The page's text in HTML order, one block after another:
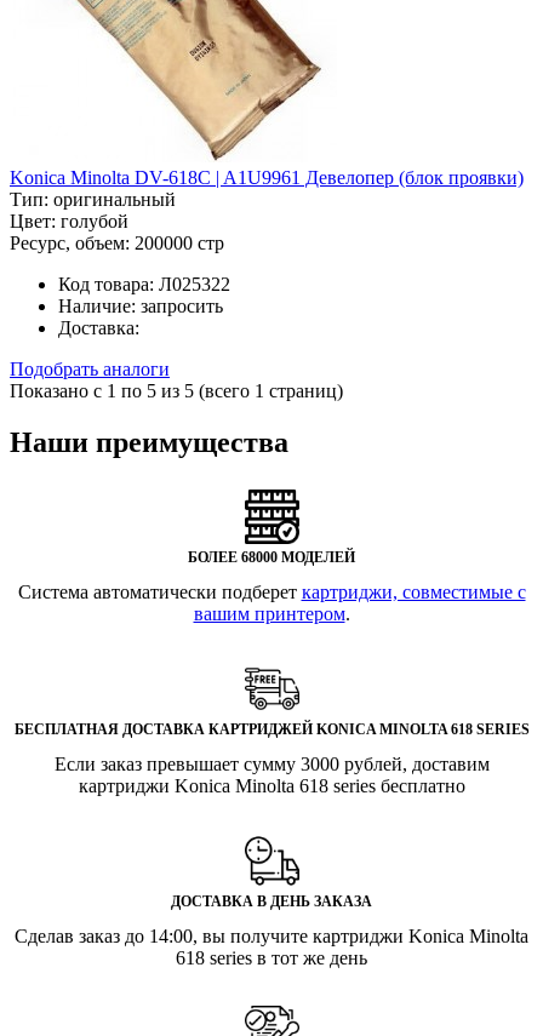
Konica Minolta DV-618C | A1U9961 Девелопер (блок проявки)
Тип: оригинальный
Цвет: голубой
Ресурс, объем: 200000 стр
Код товара: Л025322
Наличие: запросить
Доставка:
Подобрать аналоги
Показано с 1 по 5 из 5 (всего 1 страниц)
Наши преимущества
БОЛЕЕ 68000 МОДЕЛЕЙ
Система автоматически подберет картриджи, совместимые с
вашим принтером.
БЕСПЛАТНАЯ ДОСТАВКА КАРТРИДЖЕЙ KONICA MINOLTA 618 SERIES
Если заказ превышает сумму 3000 рублей, доставим
картриджи Konica Minolta 618 series бесплатно
ДОСТАВКА В ДЕНЬ ЗАКАЗА
Сделав заказ до 14:00, вы получите картриджи Konica Minolta
618 series в тот же день